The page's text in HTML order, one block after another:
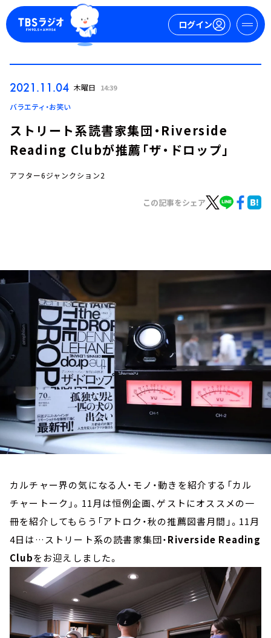
ログイン
ログイン
お知らせ
イベント・グッズ
YouTube
会社情報
2021.11.04 木曜日 14:39
バラエティ・お笑い
ストリート系読書家集団・Riverside
Reading Clubが推薦「ザ・ドロップ」
アフター6ジャンクション2
この記事をシェア
カルチャー界の気になる人・モノ・動きを紹介する「カル
チャートーク」。11月は恒例企画、ゲストにオススメの一
冊を紹介してもらう「アトロク・秋の推薦図書月間」。11月
4日は…ストリート系の読書家集団・Riverside Reading
Clubをお迎えしました。